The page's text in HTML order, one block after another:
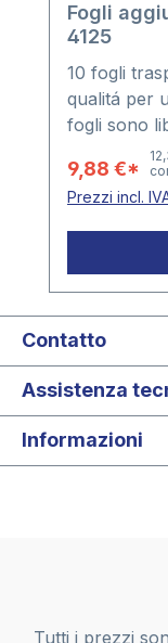
Fogli
4125
10 fogli
qualitá per
fogli sono
una tasca
mm Lato in
fogli
9,88 €*
Prezzi incl.
Contatto
Assistenza
Informazioni
Tutti i prezzi